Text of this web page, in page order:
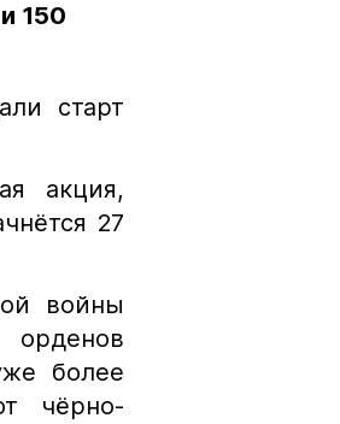
150
старт
акция,
27
войны
более
чёрно-